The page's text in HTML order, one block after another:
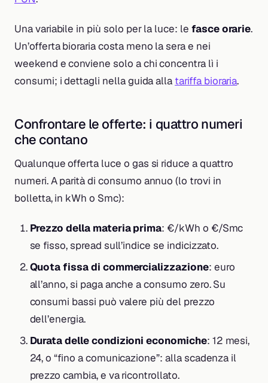
Una variabile in più solo per la luce: le fasce orarie.
Un’offerta bioraria costa meno la sera e nei
weekend e conviene solo a chi concentra lì i
consumi; i dettagli nella guida alla tariffa bioraria.
Confrontare le offerte: i quattro numeri
che contano
Qualunque offerta luce o gas si riduce a quattro
numeri. A parità di consumo annuo (lo trovi in
bolletta, in kWh o Smc):
Prezzo della materia prima: €/kWh o €/Smc
se fisso, spread sull’indice se indicizzato.
Quota fissa di commercializzazione: euro
all’anno, si paga anche a consumo zero. Su
consumi bassi può valere più del prezzo
dell’energia.
Durata delle condizioni economiche: 12 mesi,
24, o “fino a comunicazione”: alla scadenza il
prezzo cambia, e va ricontrollato.